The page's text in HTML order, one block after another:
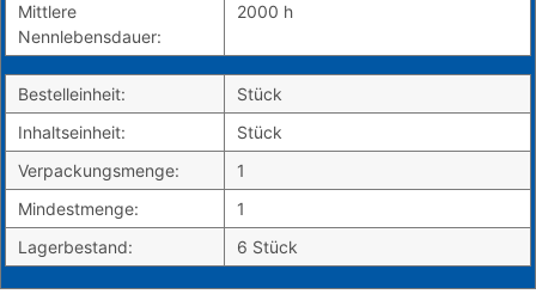
Mittlere
Nennlebensdauer:
2000 h
Bestelleinheit:
Stück
Inhaltseinheit:
Stück
Verpackungsmenge:
1
Mindestmenge:
1
Lagerbestand:
6 Stück